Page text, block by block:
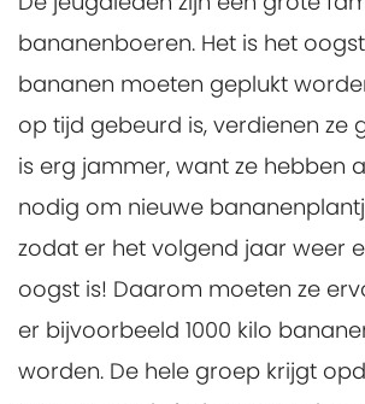
bananenboeren. Het is het
bananen moeten geplukt
op tijd gebeurd is, verdienen ze
is erg jammer, want ze hebben
nodig om nieuwe
zodat er het volgend jaar weer
oogst is! Daarom moeten ze
er bijvoorbeeld 1000 kilo
worden. De hele groep krijgt